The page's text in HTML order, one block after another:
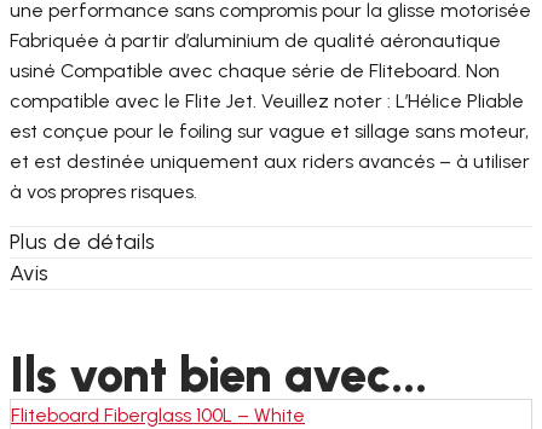
une performance sans compromis pour la glisse motorisée
Fabriquée à partir d’aluminium de qualité aéronautique
usiné Compatible avec chaque série de Fliteboard. Non
compatible avec le Flite Jet. Veuillez noter : L’Hélice Pliable
est conçue pour le foiling sur vague et sillage sans moteur,
et est destinée uniquement aux riders avancés – à utiliser
à vos propres risques.
Plus de détails
Avis
Ils vont bien avec...
Fliteboard Fiberglass 100L – White